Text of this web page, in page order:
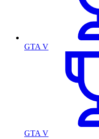
GTA V
GTA V